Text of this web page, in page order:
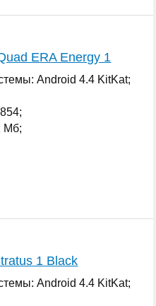
ERA Energy 1
Android 4.4 KitKat;
Мб;
1 Black
Android 4.4 KitKat;